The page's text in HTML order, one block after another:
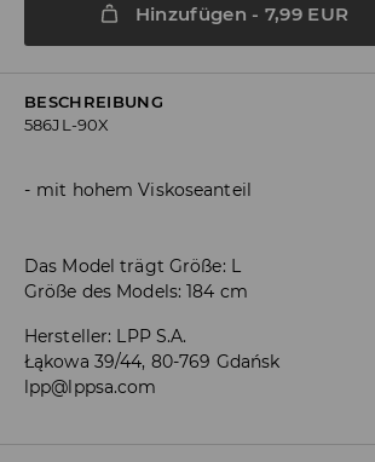
Hinzufügen - 7,99 EUR
BESCHREIBUNG
586JL-90X
mit hohem Viskoseanteil
Das Model trägt Größe: L
Größe des Models: 184 cm
Hersteller: LPP S.A.
Łąkowa 39/44, 80-769 Gdańsk
lpp@lppsa.com